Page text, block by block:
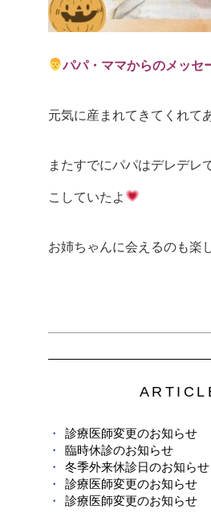
パパ・ママからのメッセ
元気に産まれてきてくれて
またすでにパパはデレデレ
こしていたよ
お姉ちゃんに会えるのも楽
診療医師変更のお知らせ
臨時休診のお知らせ
冬季外来休診日のお知らせ
診療医師変更のお知らせ
診療医師変更のお知らせ